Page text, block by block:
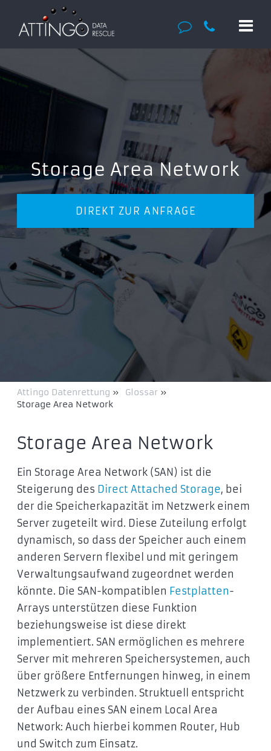
Storage Area Network
DIREKT ZUR ANFRAGE
Attingo Datenrettung » Glossar »
Storage Area Network
Storage Area Network
Ein Storage Area Network (SAN) ist die
Steigerung des Direct Attached Storage, bei
der die Speicherkapazität im Netzwerk einem
Server zugeteilt wird. Diese Zuteilung erfolgt
dynamisch, so dass der Speicher auch einem
anderen Servern flexibel und mit geringem
Verwaltungsaufwand zugeordnet werden
könnte. Die SAN-kompatiblen Festplatten-
Arrays unterstützen diese Funktion
beziehungsweise ist diese direkt
implementiert. SAN ermöglichen es mehrere
Server mit mehreren Speichersystemen, auch
über größere Entfernungen hinweg, in einem
Netzwerk zu verbinden. Struktuell entspricht
der Aufbau eines SAN einem Local Area
Network: Auch hierbei kommen Router, Hub
und Switch zum Einsatz.